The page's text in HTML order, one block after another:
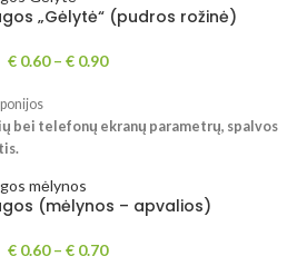
„Gėlytė“ (pudros rožinė)
€ 0.60 – € 0.90
bei telefonų ekranų parametrų, spalvos
(mėlynos – apvalios)
€ 0.60 – € 0.70